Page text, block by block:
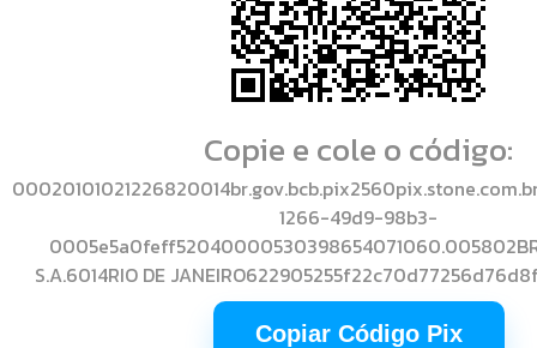
Copie e cole o código:
1266-49d9-98b3-
S.A.6014RIO DE
Copiar Código Pix